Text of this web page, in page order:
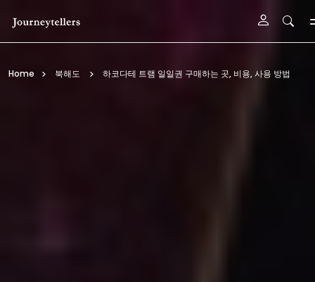
Home 북해도 하코다테 트램 일일권 구매하는 곳, 비용, 사용 방법